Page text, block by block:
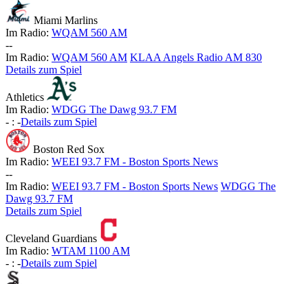
Miami Marlins
Im Radio: WQAM 560 AM
--
Im Radio: WQAM 560 AM KLAA Angels Radio AM 830
Details zum Spiel
Athletics
Im Radio: WDGG The Dawg 93.7 FM
- : -Details zum Spiel
Boston Red Sox
Im Radio: WEEI 93.7 FM - Boston Sports News
--
Im Radio: WEEI 93.7 FM - Boston Sports News WDGG The
Dawg 93.7 FM
Details zum Spiel
Cleveland Guardians
Im Radio: WTAM 1100 AM
- : -Details zum Spiel